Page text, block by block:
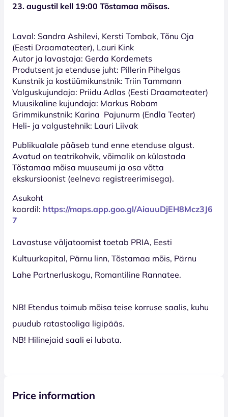
23. augustil kell 19:00 Tõstamaa mõisas.
Laval: Sandra Ashilevi, Kersti Tombak, Tõnu Oja
(Eesti Draamateater), Lauri Kink
Autor ja lavastaja: Gerda Kordemets
Produtsent ja etenduse juht: Pillerin Pihelgas
Kunstnik ja kostüümikunstnik: Triin Tammann
Valguskujundaja: Priidu Adlas (Eesti Draamateater)
Muusikaline kujundaja: Markus Robam
Grimmikunstnik: Karina Pajunurm (Endla Teater)
Heli- ja valgustehnik: Lauri Liivak
Publikualale pääseb tund enne etenduse algust.
Avatud on teatrikohvik, võimalik on külastada
Tõstamaa mõisa muuseumi ja osa võtta
ekskursioonist (eelneva registreerimisega).
Asukoht
kaardil: https://maps.app.goo.gl/AiauuDjEH8Mcz3J6
7
Lavastuse väljatoomist toetab PRIA, Eesti
Kultuurkapital, Pärnu linn, Tõstamaa mõis, Pärnu
Lahe Partnerluskogu, Romantiline Rannatee.
NB! Etendus toimub mõisa teise korruse saalis, kuhu
puudub ratastooliga ligipääs.
NB! Hilinejaid saali ei lubata.
Price information